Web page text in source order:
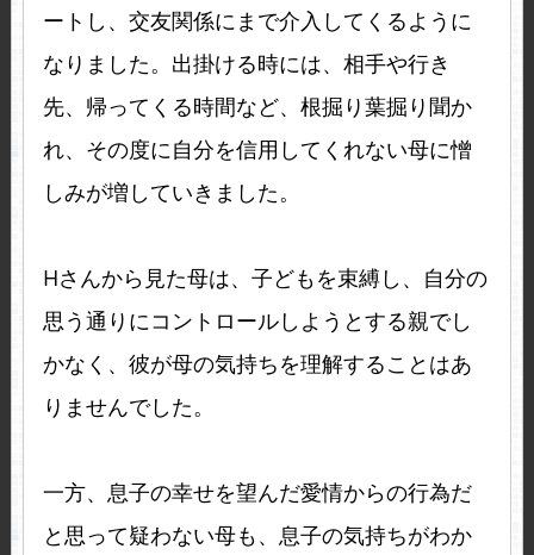
ートし、交友関係にまで介入してくるように
なりました。出掛ける時には、相手や行き
先、帰ってくる時間など、根掘り葉掘り聞か
れ、その度に自分を信用してくれない母に憎
しみが増していきました。
Hさんから見た母は、子どもを束縛し、自分の
思う通りにコントロールしようとする親でし
かなく、彼が母の気持ちを理解することはあ
りませんでした。
一方、息子の幸せを望んだ愛情からの行為だ
と思って疑わない母も、息子の気持ちがわか